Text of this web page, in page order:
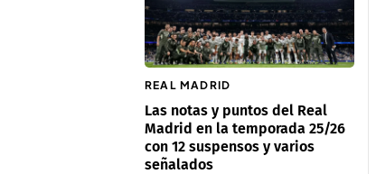
REAL MADRID
Las notas y puntos del Real
Madrid en la temporada 25/26
con 12 suspensos y varios
señalados